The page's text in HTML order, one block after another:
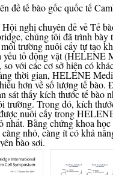
đề tế bào gốc quốc tế
nghị chuyên đề về Tế
chúng tôi đã trình bày
trường nuôi cấy tự tạo
yếu tố động vật (HELENE
với các cơ sở hiện có
thời gian, HELENE
hơn về số lượng tế bào.
sát thấy kích thước tế bào
trường. Trong đó, kích
nuôi cấy trong
nhất. Bằng chứng khoa
càng nhỏ, càng ít có khả
bào sợi.